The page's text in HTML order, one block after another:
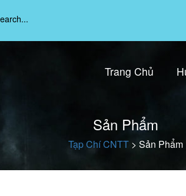
Trang Chủ
Sản Phẩm
Tạp Chí CNTT> Sản Phẩm